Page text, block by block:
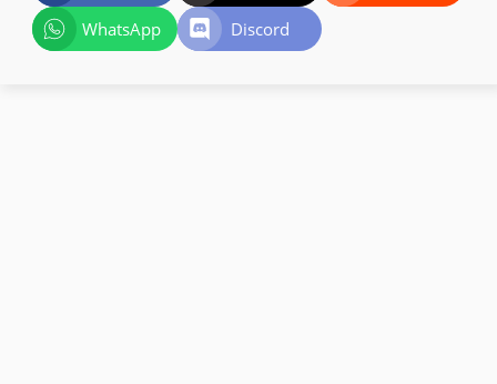
WhatsApp
Discord